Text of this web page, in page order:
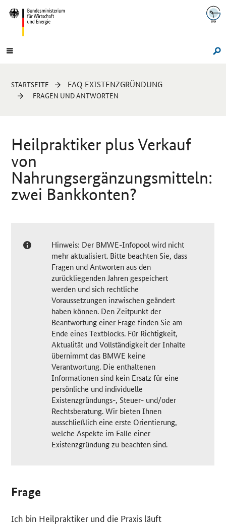
Navigation
Hauptmenü
Sie
sind
STARTSEITE FAQ EXISTENZGRÜNDUNG
FRAGEN UND ANTWORTEN
Heilpraktiker plus Verkauf
von
Nahrungsergänzungsmitteln:
zwei Bankkonten?
Hinweis: Der BMWE-Infopool wird nicht
mehr aktualisiert. Bitte beachten Sie, dass
Fragen und Antworten aus den
zurückliegenden Jahren gespeichert
werden und sich rechtliche
Voraussetzungen inzwischen geändert
haben können. Den Zeitpunkt der
Beantwortung einer Frage finden Sie am
Ende eines Textblocks. Für Richtigkeit,
Aktualität und Vollständigkeit der Inhalte
übernimmt das BMWE keine
Verantwortung. Die enthaltenen
Informationen sind kein Ersatz für eine
persönliche und individuelle
Existenzgründungs-, Steuer- und/oder
Rechtsberatung. Wir bieten Ihnen
ausschließlich eine erste Orientierung,
welche Aspekte im Falle einer
Existenzgründung zu beachten sind.
Frage
Ich bin Heilpraktiker und die Praxis läuft